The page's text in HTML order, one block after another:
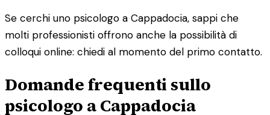
Se cerchi uno psicologo a Cappadocia, sappi che
molti professionisti offrono anche la possibilità di
colloqui online: chiedi al momento del primo contatto.
Domande frequenti sullo
psicologo a Cappadocia